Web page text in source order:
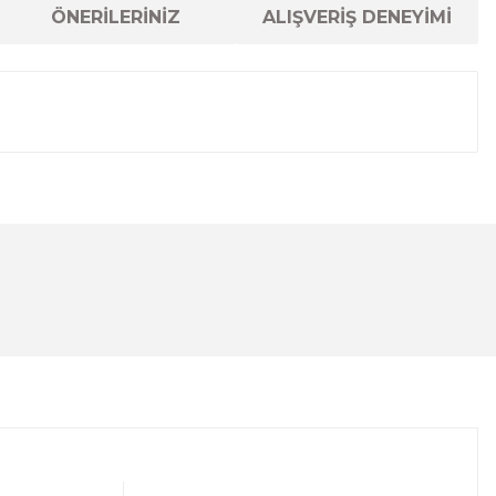
ÖNERİLERİNİZ ALIŞVERİŞ DENEYİMİ